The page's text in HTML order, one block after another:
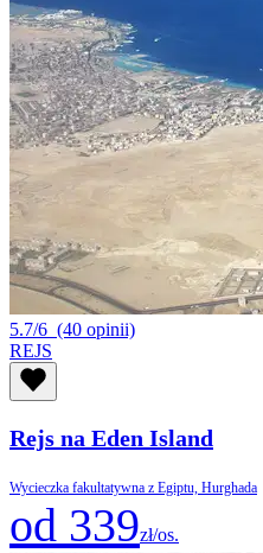
5.7/6 (40 opinii)
REJS
Rejs na Eden Island
Wycieczka fakultatywna z Egiptu, Hurghada
od 339zł/os.